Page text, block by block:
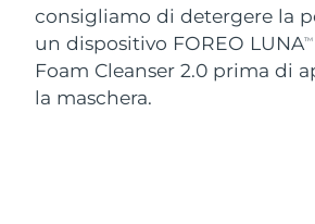
consigliamo di detergere la
un dispositivo FOREO LUNATM
Foam Cleanser 2.0 prima di
la maschera.